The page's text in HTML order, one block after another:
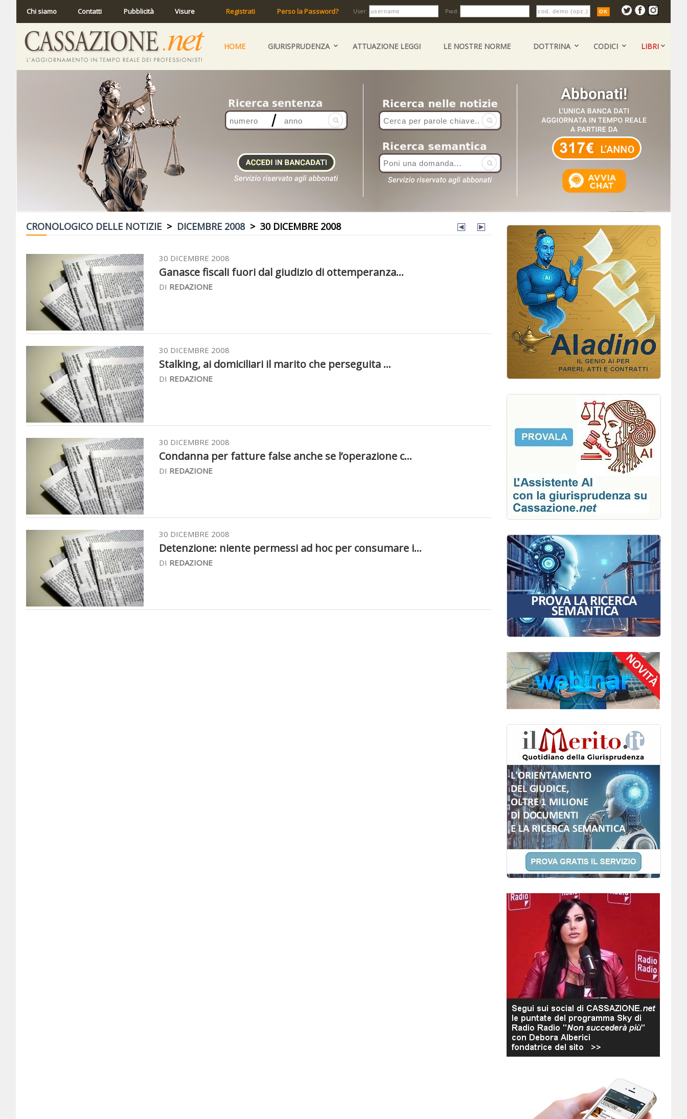
Chi siamo Contatti Pubblicità Visure Registrati Perso la Password? User: Pwd:
HOME GIURISPRUDENZA ATTUAZIONE LEGGI LE NOSTRE NORME DOTTRINA CODICI LIBRI
CRONOLOGICO DELLE NOTIZIE > DICEMBRE 2008> 30 DICEMBRE 2008
30 DICEMBRE 2008
Ganasce fiscali fuori dal giudizio di ottemperanza...
DI REDAZIONE
30 DICEMBRE 2008
Stalking, ai domiciliari il marito che perseguita ...
DI REDAZIONE
30 DICEMBRE 2008
Condanna per fatture false anche se l’operazione c...
DI REDAZIONE
30 DICEMBRE 2008
Detenzione: niente permessi ad hoc per consumare i...
DI REDAZIONE